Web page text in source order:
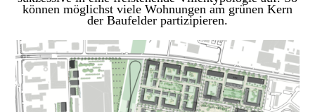
können möglichst viele Wohnungen am grünen Kern
der Baufelder partizipieren.